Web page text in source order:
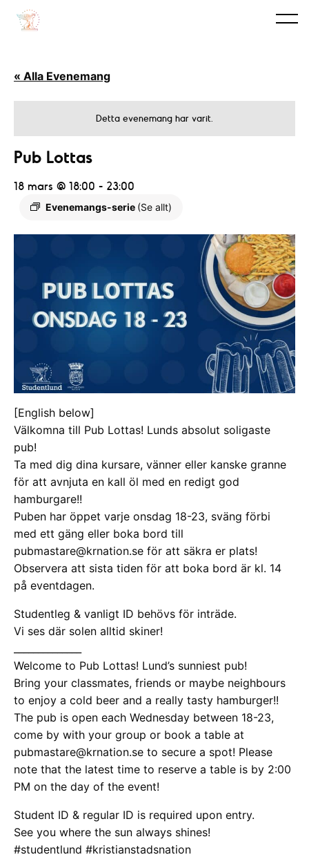
« Alla Evenemang
Detta evenemang har varit.
Pub Lottas
18 mars @ 18:00 - 23:00
Evenemangs-serie (Se allt)
[English below]
Välkomna till Pub Lottas! Lunds absolut soligaste
pub!
Ta med dig dina kursare, vänner eller kanske granne
för att avnjuta en kall öl med en redigt god
hamburgare!!
Puben har öppet varje onsdag 18-23, sväng förbi
med ett gäng eller boka bord till
pubmastare@krnation.se för att säkra er plats!
Observera att sista tiden för att boka bord är kl. 14
på eventdagen.
Studentleg & vanligt ID behövs för inträde.
Vi ses där solen alltid skiner!
Welcome to Pub Lottas! Lund’s sunniest pub!
Bring your classmates, friends or maybe neighbours
to enjoy a cold beer and a really tasty hamburger!!
The pub is open each Wednesday between 18-23,
come by with your group or book a table at
pubmastare@krnation.se to secure a spot! Please
note that the latest time to reserve a table is by 2:00
PM on the day of the event!
Student ID & regular ID is required upon entry.
See you where the sun always shines!
#studentlund #kristianstadsnation